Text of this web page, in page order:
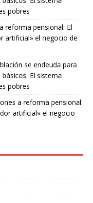
pobres
reforma pensional: El
artificial» el negocio de
se endeuda para
El sistema
pobres
a reforma pensional:
artificial» el negocio